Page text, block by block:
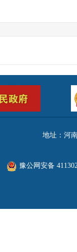
地址：河
豫公网安备